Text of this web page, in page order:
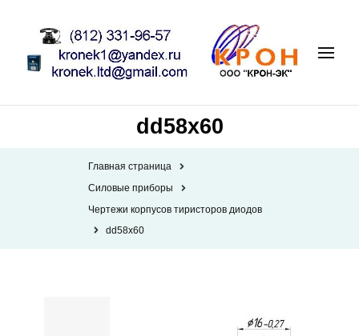
dd58x60
Главная страница
Силовые приборы
Чертежи корпусов тиристоров диодов
dd58x60